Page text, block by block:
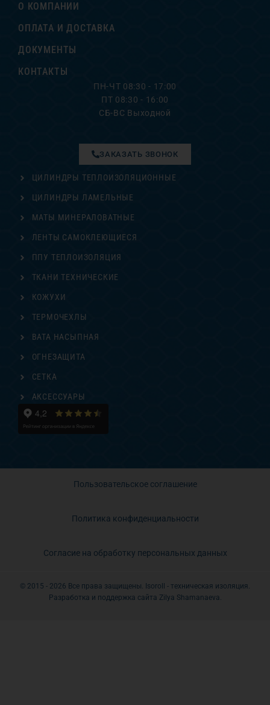
О КОМПАНИИ
ОПЛАТА И ДОСТАВКА
ДОКУМЕНТЫ
КОНТАКТЫ
ПН-ЧТ 08:30 - 17:00
ПТ 08:30 - 16:00
СБ-ВС Выходной
ЦИЛИНДРЫ ТЕПЛОИЗОЛЯЦИОННЫЕ
ЦИЛИНДРЫ ЛАМЕЛЬНЫЕ
МАТЫ МИНЕРАЛОВАТНЫЕ
ЛЕНТЫ САМОКЛЕЮЩИЕСЯ
ППУ ТЕПЛОИЗОЛЯЦИЯ
ТКАНИ ТЕХНИЧЕСКИЕ
ЗАКАЗАТЬ ЗВОНОК
КОЖУХИ
ТЕРМОЧЕХЛЫ
ВАТА НАСЫПНАЯ
ОГНЕЗАЩИТА
СЕТКА
АКСЕССУАРЫ
Пользовательское соглашение
Политика конфиденциальности
Согласие на обработку персональных данных
© 2015 - 2026 Все права защищены. Isoroll - техническая изоляция.
Разработка и поддержка сайта Zilya Shamanaeva.